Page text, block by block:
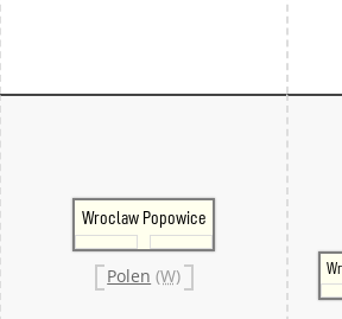
Wroclaw Popowice
Polen (W)